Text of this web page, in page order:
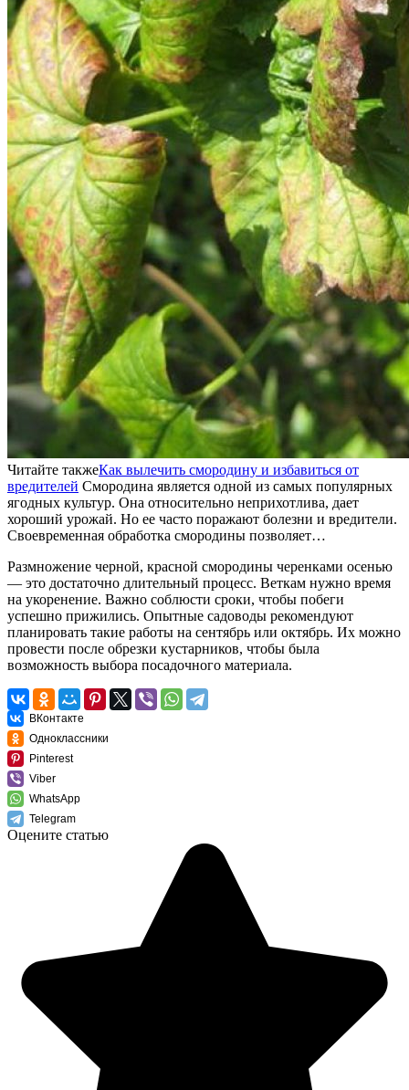
Читайте такжеКак вылечить смородину и избавиться от
вредителей Смородина является одной из самых популярных
ягодных культур. Она относительно неприхотлива, дает
хороший урожай. Но ее часто поражают болезни и вредители.
Своевременная обработка смородины позволяет…
Размножение черной, красной смородины черенками осенью
— это достаточно длительный процесс. Веткам нужно время
на укоренение. Важно соблюсти сроки, чтобы побеги
успешно прижились. Опытные садоводы рекомендуют
планировать такие работы на сентябрь или октябрь. Их можно
провести после обрезки кустарников, чтобы была
возможность выбора посадочного материала.
ВКонтакте
Одноклассники
Pinterest
Viber
WhatsApp
Telegram
Оцените статью